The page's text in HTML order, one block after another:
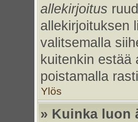
allekirjoitus
allekirjoituksen
valitsemalla
kuitenkin estää
poistamalla
Ylös
» Kuinka luon